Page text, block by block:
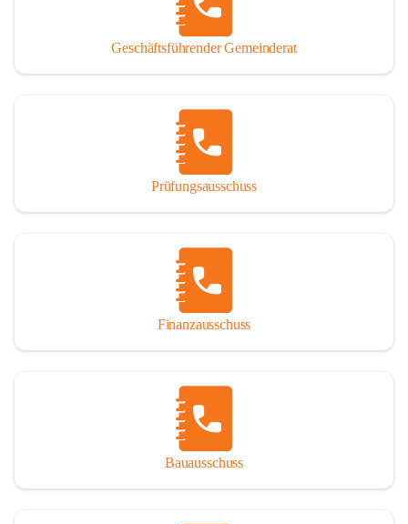
Geschäftsführender Gemeinderat
Prüfungsausschuss
Finanzausschuss
Bauausschuss